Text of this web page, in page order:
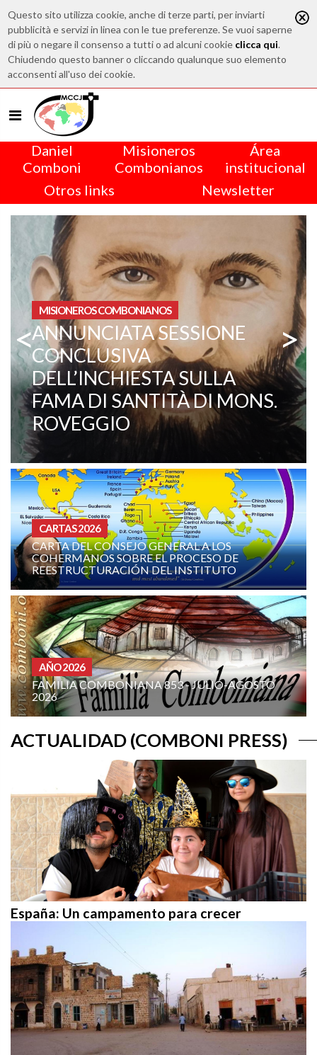
Questo sito utilizza cookie, anche di terze parti, per inviarti
pubblicità e servizi in linea con le tue preferenze. Se vuoi saperne
di più o negare il consenso a tutti o ad alcuni cookie clicca qui.
Chiudendo questo banner o cliccando qualunque suo elemento
acconsenti all'uso dei cookie.
Daniel
Comboni
Misioneros
Combonianos
Área
institucional
Otros links
Newsletter
< MISIONEROS COMBONIANOS
PADRE EZECHIELE RAMIN,
TESTIMONIANZA VIVA DI
VOCAZIONE E MISSIONE
>
GENERAL A LOS
EL PROCESO DE
DEL INSTITUTO
CURIA - (NOTIZIE-NEWS)
ORACIÓN MISIONERA
COMBONIANA:
853 - JULIO-AGOSTO
HOMILIAS AÑO A
XIX DOMINGO DEL
(CICLO A):
ACTUALIDAD (COMBONI PRESS)
España: Un campamento para crecer